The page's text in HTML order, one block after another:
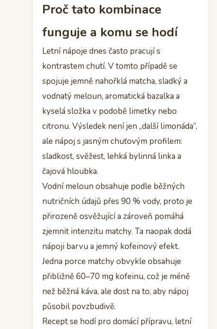
Proč tato kombinace
funguje a komu se hodí
Letní nápoje dnes často pracují s
kontrastem chutí. V tomto případě se
spojuje jemně nahořklá matcha, sladký a
vodnatý meloun, aromatická bazalka a
kyselá složka v podobě limetky nebo
citronu. Výsledek není jen „další limonáda“,
ale nápoj s jasným chuťovým profilem:
sladkost, svěžest, lehká bylinná linka a
čajová hloubka.
Vodní meloun obsahuje podle běžných
nutričních údajů přes 90 % vody, proto je
přirozeně osvěžující a zároveň pomáhá
zjemnit intenzitu matchy. Ta naopak dodá
nápoji barvu a jemný kofeinový efekt.
Jedna porce matchy obvykle obsahuje
přibližně 60–70 mg kofeinu, což je méně
než běžná káva, ale dost na to, aby nápoj
působil povzbudivě.
Recept se hodí pro domácí přípravu, letní